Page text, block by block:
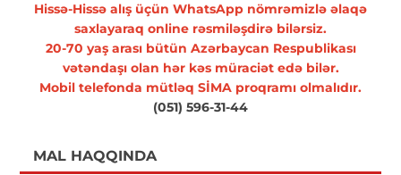
Hissə-Hissə alış üçün WhatsApp nömrəmizlə əlaqə
saxlayaraq online rəsmiləşdirə bilərsiz.
20-70 yaş arası bütün Azərbaycan Respublikası
vətəndaşı olan hər kəs müraciət edə bilər.
Mobil telefonda mütləq SİMA proqramı olmalıdır.
(051) 596-31-44
MAL HAQQINDA